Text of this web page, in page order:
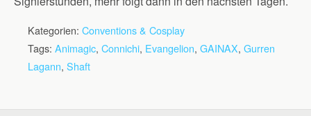
Kategorien: Conventions & Cosplay
Tags: Animagic, Connichi, Evangelion, GAINAX, Gurren
Lagann, Shaft